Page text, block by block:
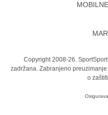
Copyright 2008-26.
zadržana. Zabranjeno
o
Osigurava